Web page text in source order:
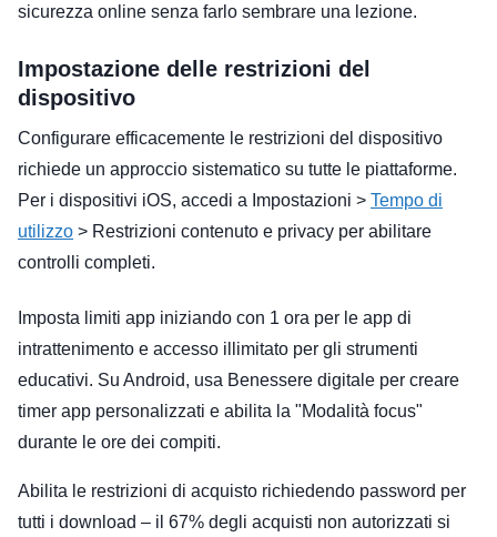
sicurezza online senza farlo sembrare una lezione.
Impostazione delle restrizioni del
dispositivo
Configurare efficacemente le restrizioni del dispositivo
richiede un approccio sistematico su tutte le piattaforme.
Per i dispositivi iOS, accedi a Impostazioni > Tempo di
utilizzo > Restrizioni contenuto e privacy per abilitare
controlli completi.
Imposta limiti app iniziando con 1 ora per le app di
intrattenimento e accesso illimitato per gli strumenti
educativi. Su Android, usa Benessere digitale per creare
timer app personalizzati e abilita la "Modalità focus"
durante le ore dei compiti.
Abilita le restrizioni di acquisto richiedendo password per
tutti i download – il 67% degli acquisti non autorizzati si